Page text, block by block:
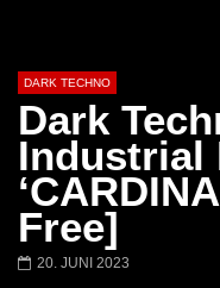
01:29:06
FANTASM @
WEEKEND FESTIVAL –
DARK TECHNO
Dark
Industrial
Free]
20. JUNI 2023